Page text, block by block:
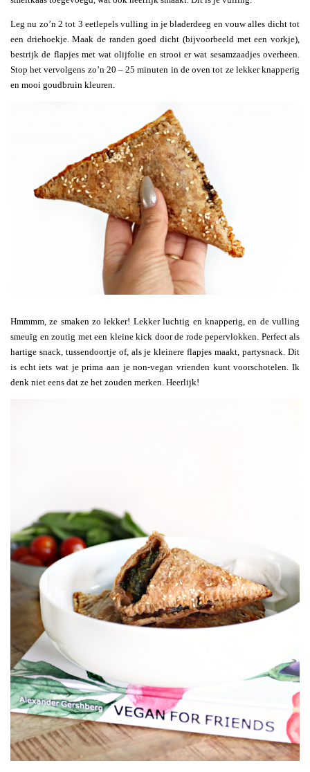
Leg nu zo’n 2 tot 3 eetlepels vulling in je bladerdeeg en vouw alles dicht tot
een driehoekje. Maak de randen goed dicht (bijvoorbeeld met een vorkje),
bestrijk de flapjes met wat olijfolie en strooi er wat sesamzaadjes overheen.
Stop het vervolgens zo’n 20 – 25 minuten in de oven tot ze lekker knapperig
en mooi goudbruin kleuren.
Hmmmm, ze smaken zo lekker! Lekker luchtig en knapperig, en de vulling
smeuïg en zoutig met een kleine kick door de rode pepervlokken. Perfect als
hartige snack, tussendoortje of, als je kleinere flapjes maakt, partysnack. Dit
is echt iets wat je prima aan je non-vegan vrienden kunt voorschotelen. Ik
denk niet eens dat ze het zouden merken. Heerlijk!